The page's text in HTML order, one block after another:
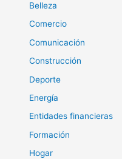
Belleza
Comercio
Comunicación
Construcción
Deporte
Energía
Entidades financieras
Formación
Hogar